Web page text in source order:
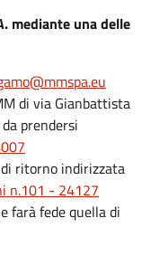
mediante una delle
di via Gianbattista
prendersi
ritorno indirizzata
n.101 - 24127
farà fede quella di